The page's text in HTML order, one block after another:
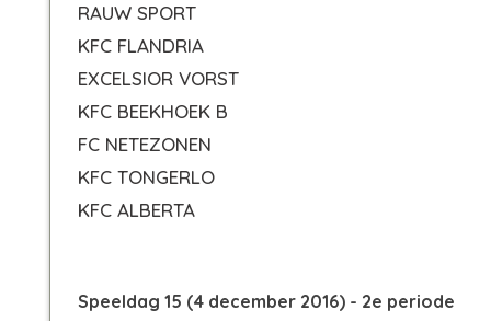
RAUW SPORT
KFC FLANDRIA
EXCELSIOR VORST
KFC BEEKHOEK B
FC NETEZONEN
KFC TONGERLO
KFC ALBERTA
Speeldag 15 (4 december 2016) - 2e periode